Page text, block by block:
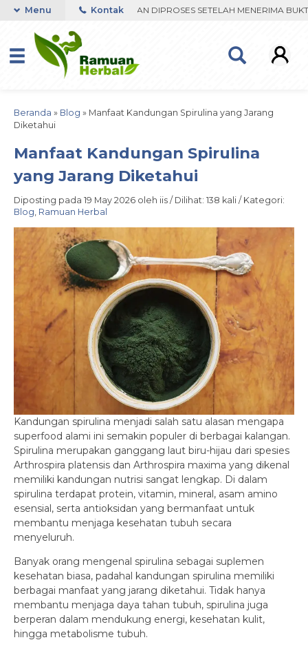
WHATSAPP. PENGIRIMAN DIPROSES SETELAH MENERIMA BUKTI
Menu Kontak
Beranda » Blog » Manfaat Kandungan Spirulina yang Jarang
Diketahui
Manfaat Kandungan Spirulina
yang Jarang Diketahui
Diposting pada 19 May 2026 oleh iis / Dilihat: 138 kali / Kategori:
Blog, Ramuan Herbal
Kandungan spirulina menjadi salah satu alasan mengapa
superfood alami ini semakin populer di berbagai kalangan.
Spirulina merupakan ganggang laut biru-hijau dari spesies
Arthrospira platensis dan Arthrospira maxima yang dikenal
memiliki kandungan nutrisi sangat lengkap. Di dalam
spirulina terdapat protein, vitamin, mineral, asam amino
esensial, serta antioksidan yang bermanfaat untuk
membantu menjaga kesehatan tubuh secara
menyeluruh.
Banyak orang mengenal spirulina sebagai suplemen
kesehatan biasa, padahal kandungan spirulina memiliki
berbagai manfaat yang jarang diketahui. Tidak hanya
membantu menjaga daya tahan tubuh, spirulina juga
berperan dalam mendukung energi, kesehatan kulit,
hingga metabolisme tubuh.